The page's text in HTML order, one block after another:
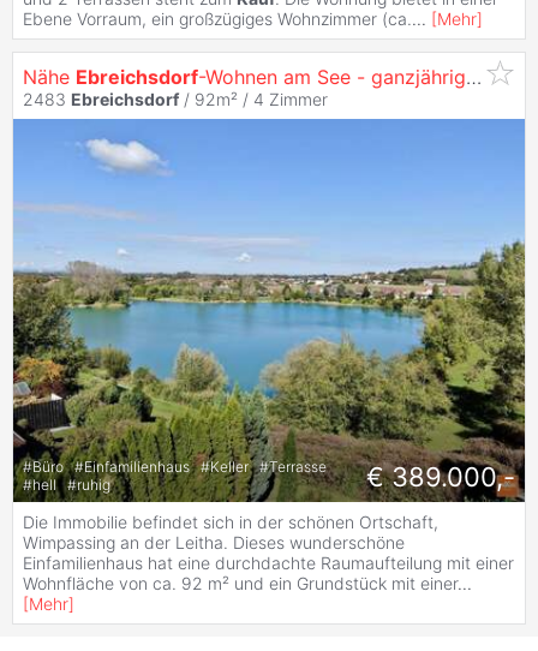
Ebene Vorraum, ein großzügiges Wohnzimmer (ca.... [Mehr]
Nähe Ebreichsdorf-Wohnen am See - ganzjähriges Wohnen - schönes Einfamilienhaus in absoluter Ruhelage!!
2483 Ebreichsdorf / 92m² / 4 Zimmer
#Büro #Einfamilienhaus #Keller #Terrasse
#hell #ruhig € 389.000,-
Die Immobilie befindet sich in der schönen Ortschaft,
Wimpassing an der Leitha. Dieses wunderschöne
Einfamilienhaus hat eine durchdachte Raumaufteilung mit einer
Wohnfläche von ca. 92 m² und ein Grundstück mit einer...
[Mehr]